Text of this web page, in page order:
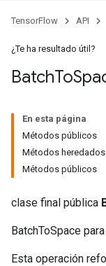
TensorFlow API
¿Te ha resultado útil?
BatchTo
En esta página
Métodos públicos
Métodos heredados
Métodos públicos
clase final pública
BatchToSpace
Esta operación